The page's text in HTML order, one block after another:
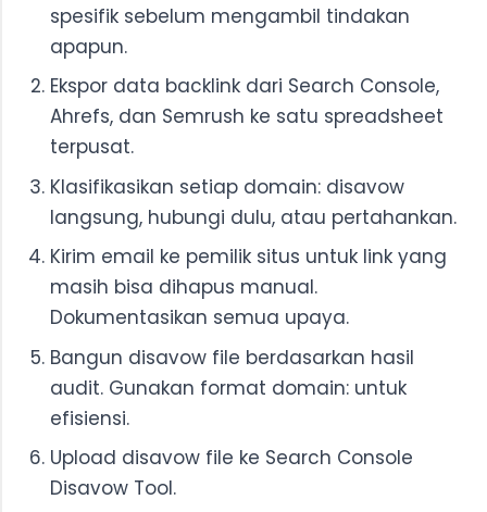
spesifik sebelum mengambil tindakan
apapun.
Ekspor data backlink dari Search Console,
Ahrefs, dan Semrush ke satu spreadsheet
terpusat.
Klasifikasikan setiap domain: disavow
langsung, hubungi dulu, atau pertahankan.
Kirim email ke pemilik situs untuk link yang
masih bisa dihapus manual.
Dokumentasikan semua upaya.
Bangun disavow file berdasarkan hasil
audit. Gunakan format domain: untuk
efisiensi.
Upload disavow file ke Search Console
Disavow Tool.